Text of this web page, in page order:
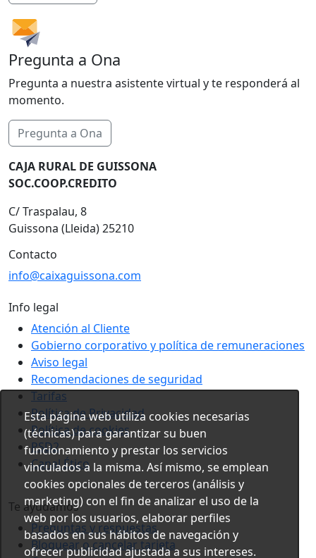
Pregunta a Ona
Pregunta a nuestra asistente virtual y te responderá al
momento.
Pregunta a Ona
CAJA RURAL DE GUISSONA
SOC.COOP.CREDITO
C/ Traspalau, 8
Guissona (Lleida) 25210
Contacto
info@caixaguissona.com
Info legal
Atención al Cliente
Gobierno corporativo y política de remuneraciones
Aviso legal
Recomendaciones de seguridad
Tarifas
Política de Privacidad
Política de cookies
PSD2
Canal Ético
Te ayudamos
Preguntas y respuestas
Bloquear o cancelar tarjeta
Esta página web utiliza cookies necesarias
(técnicas) para garantizar su buen
funcionamiento y prestar los servicios
vinculados a la misma. Así mismo, se emplean
cookies opcionales de terceros (análisis y
marketing) con el fin de analizar el uso de la
web por los usuarios, elaborar perfiles
basados en sus hábitos de navegación y
ofrecer publicidad ajustada a sus intereses.